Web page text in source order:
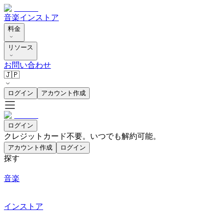
音楽インストア
料金
リソース
お問い合わせ
🇯🇵
ログイン アカウント作成
ログイン
クレジットカード不要。いつでも解約可能。
アカウント作成 ログイン
探す
音楽
インストア